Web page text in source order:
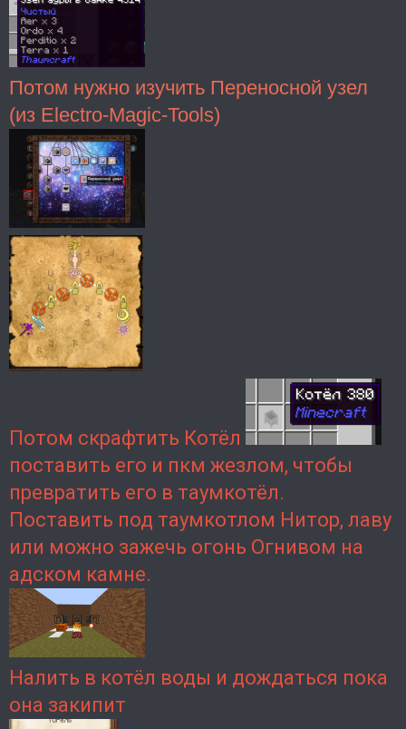
Потом нужно изучить Переносной узел
(из Electro-Magic-Tools)
Потом скрафтить Котёл
поставить его и пкм жезлом, чтобы
превратить его в таумкотёл.
Поставить под таумкотлом Нитор, лаву
или можно зажечь огонь Огнивом на
адском камне.
Налить в котёл воды и дождаться пока
она закипит